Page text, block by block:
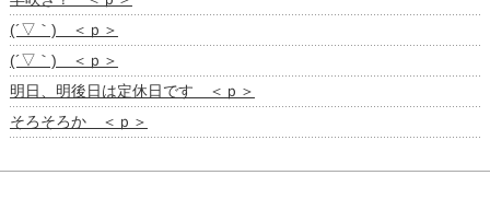
(´▽｀) ＜ｐ＞
(´▽｀) ＜ｐ＞
明日、明後日は定休日です ＜ｐ＞
そろそろか ＜ｐ＞